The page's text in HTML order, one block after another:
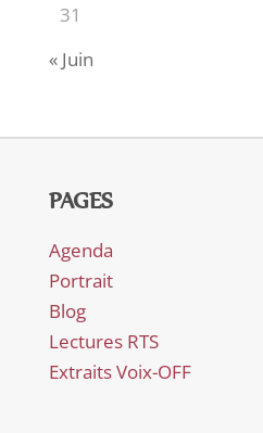
31
« Juin
PAGES
Agenda
Portrait
Blog
Lectures RTS
Extraits Voix-OFF